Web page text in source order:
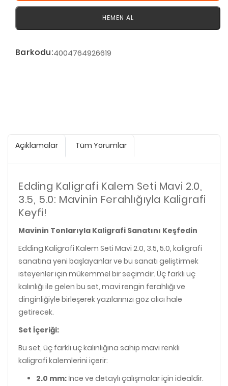
HEMEN AL
Barkodu:4004764926619
Açıklamalar Tüm Yorumlar
Edding Kaligrafi Kalem Seti Mavi 2.0,
3.5, 5.0: Mavinin Ferahlığıyla Kaligrafi
Keyfi!
Mavinin Tonlarıyla Kaligrafi Sanatını Keşfedin
Edding Kaligrafi Kalem Seti Mavi 2.0, 3.5, 5.0, kaligrafi
sanatına yeni başlayanlar ve bu sanatı geliştirmek
isteyenler için mükemmel bir seçimdir. Üç farklı uç
kalınlığı ile gelen bu set, mavi rengin ferahlığı ve
dinginliğiyle birleşerek yazılarınızı göz alıcı hale
getirecek.
Set İçeriği:
Bu set, üç farklı uç kalınlığına sahip mavi renkli
kaligrafi kalemlerini içerir:
2.0 mm: İnce ve detaylı çalışmalar için idealdir.